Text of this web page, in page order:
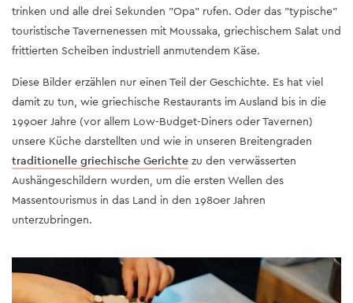
trinken und alle drei Sekunden "Opa" rufen. Oder das "typische"
touristische Tavernenessen mit Moussaka, griechischem Salat und
frittierten Scheiben industriell anmutendem Käse.
Diese Bilder erzählen nur einen Teil der Geschichte. Es hat viel
damit zu tun, wie griechische Restaurants im Ausland bis in die
1990er Jahre (vor allem Low-Budget-Diners oder Tavernen)
unsere Küche darstellten und wie in unseren Breitengraden
traditionelle griechische Gerichte zu den verwässerten
Aushängeschildern wurden, um die ersten Wellen des
Massentourismus in das Land in den 1980er Jahren
unterzubringen.